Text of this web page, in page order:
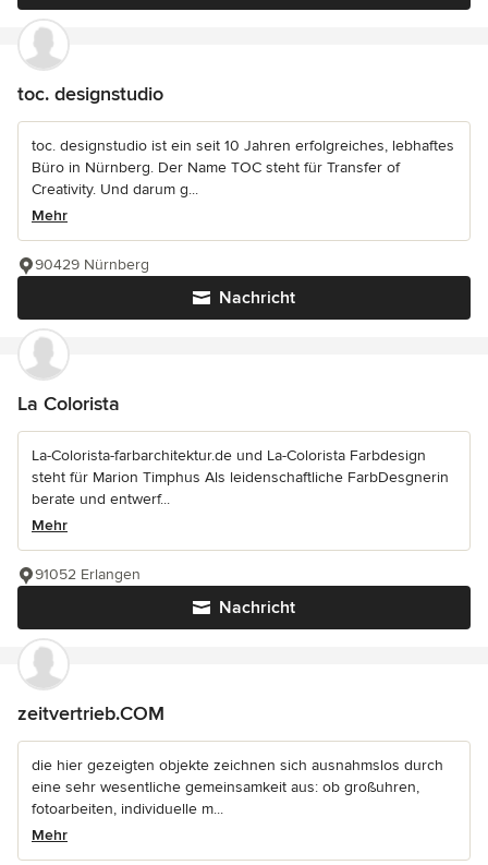
toc. designstudio
toc. designstudio ist ein seit 10 Jahren erfolgreiches, lebhaftes
Büro in Nürnberg. Der Name TOC steht für Transfer of
Creativity. Und darum g...
Mehr
Nachricht
90429 Nürnberg
La Colorista
La-Colorista-farbarchitektur.de und La-Colorista Farbdesign
steht für Marion Timphus Als leidenschaftliche FarbDesgnerin
berate und entwerf...
Mehr
Nachricht
91052 Erlangen
zeitvertrieb.COM
die hier gezeigten objekte zeichnen sich ausnahmslos durch
eine sehr wesentliche gemeinsamkeit aus: ob großuhren,
fotoarbeiten, individuelle m...
Mehr